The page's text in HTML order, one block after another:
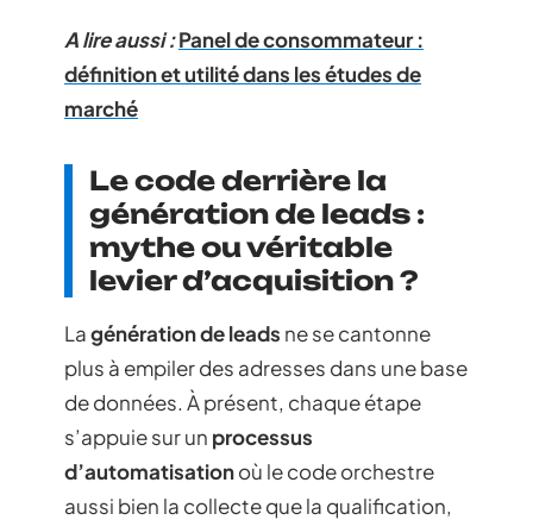
A lire aussi :Panel de consommateur :
définition et utilité dans les études de
marché
Le code derrière la
génération de leads :
mythe ou véritable
levier d’acquisition ?
Lagénération de leads ne se cantonne
plus à empiler des adresses dans une base
de données. À présent, chaque étape
s’appuie sur un processus
d’automatisationoù le code orchestre
aussi bien la collecte que la qualification,